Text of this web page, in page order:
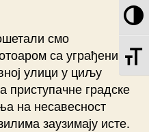
смо
са уграђеним
улици у циљу
градске
на несавесност
заузимају исте.